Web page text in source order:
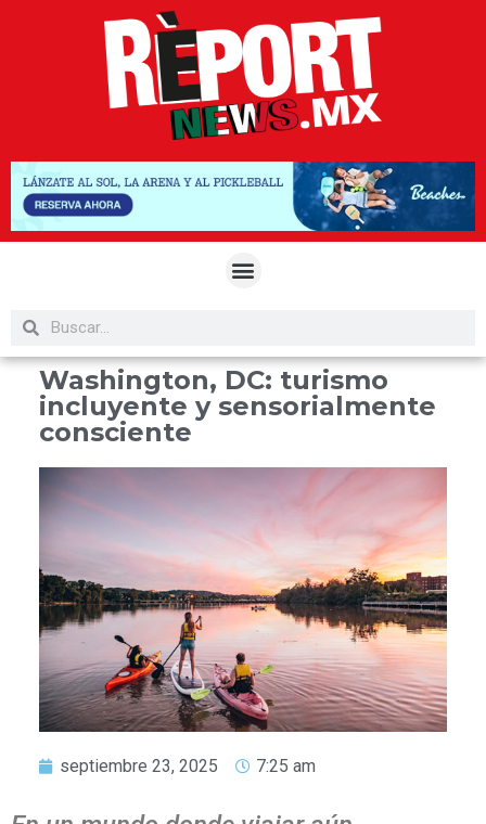
Washington, DC: turismo
incluyente y sensorialmente
consciente
septiembre 23, 2025 7:25 am